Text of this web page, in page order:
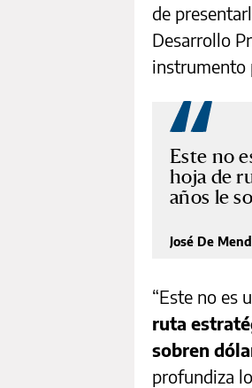
de
Desarrollo
instrumento
Este no
hoja de
años le
José De
“Este no es
ruta
sobren
profundiza